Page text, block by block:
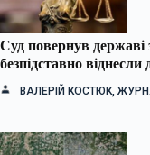
Суд повернув державі
безпідставно віднесли
ВАЛЕРІЙ КОСТЮК,